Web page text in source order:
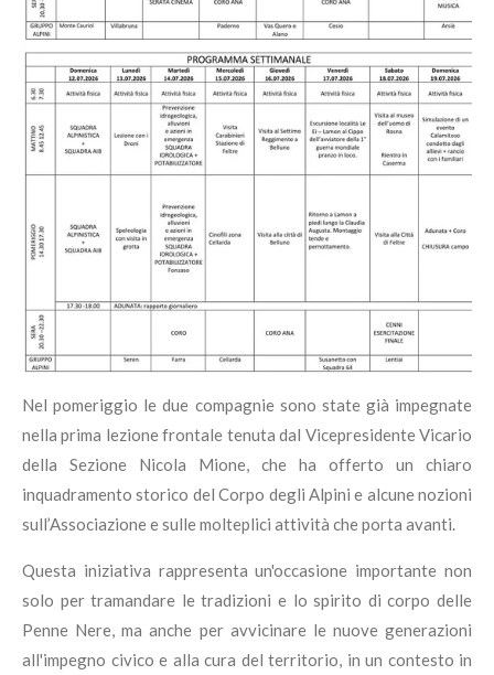
Nel pomeriggio le due compagnie sono state già impegnate
nella prima lezione frontale tenuta dal Vicepresidente Vicario
della Sezione Nicola Mione, che ha offerto un chiaro
inquadramento storico del Corpo degli Alpini e alcune nozioni
sull’Associazione e sulle molteplici attività che porta avanti.
Questa iniziativa rappresenta un'occasione importante non
solo per tramandare le tradizioni e lo spirito di corpo delle
Penne Nere, ma anche per avvicinare le nuove generazioni
all'impegno civico e alla cura del territorio, in un contesto in